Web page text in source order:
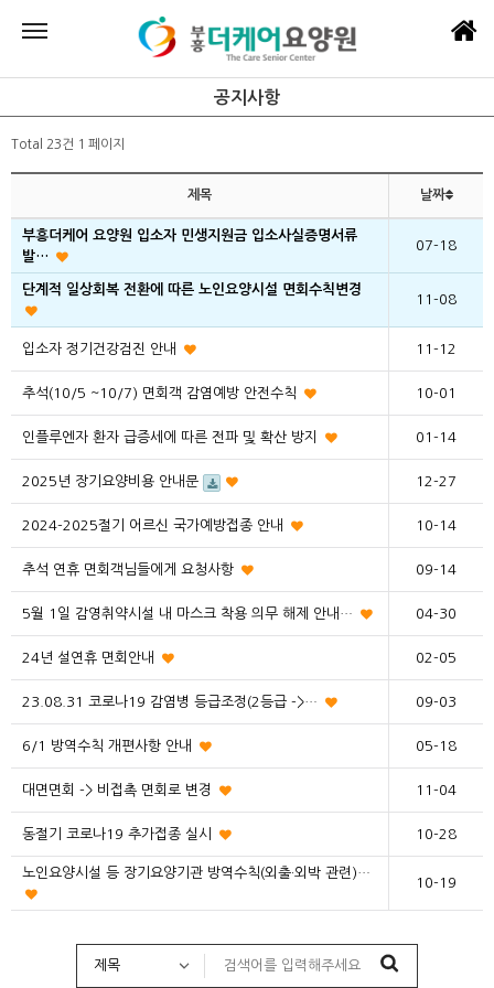
공지사항
Total 23건 1 페이지
제목 날짜
부흥더케어 요양원 입소자 민생지원금 입소사실증명서류
발…
07-18
단계적 일상회복 전환에 따른 노인요양시설 면회수칙변경
11-08
입소자 정기건강검진 안내 11-12
추석(10/5 ~10/7) 면회객 감염예방 안전수칙 10-01
인플루엔자 환자 급증세에 따른 전파 및 확산 방지 01-14
2025년 장기요양비용 안내문 12-27
2024-2025절기 어르신 국가예방접종 안내 10-14
추석 연휴 면회객님들에게 요청사항 09-14
5월 1일 감영취약시설 내 마스크 착용 의무 해제 안내… 04-30
24년 설연휴 면회안내 02-05
23.08.31 코로나19 감염병 등급조정(2등급 ->… 09-03
6/1 방역수칙 개편사항 안내 05-18
대면면회 -> 비접촉 면회로 변경 11-04
동절기 코로나19 추가접종 실시 10-28
노인요양시설 등 장기요양기관 방역수칙(외출·외박 관련)…
10-19